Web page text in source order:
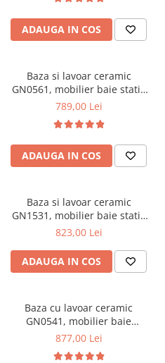
Cuiere
Mobilier gradinita
Scaune gradinita
Set mese si scaune gradinita
Mobilier copii
Mobila camera copii
Scaune birou pentru copii
Paturi copii
Masa si scaune gradinita
Seturi comode living si dormitor
ADAUGA IN COS
Baza si lavoar ceramic
GN0561, mobilier baie stativ
70 cm, front MDF, 2 usi,
alb/antracit
789,00 Lei
ADAUGA IN COS
Baza si lavoar ceramic
GN1531, mobilier baie stativ
55 cm, front MDF, 2 usi, 2
picioare cromate reglabile,
alb
823,00 Lei
ADAUGA IN COS
Baza cu lavoar ceramic
GN0541, mobilier baie
suspendat 60 cm, front MDF,
877,00 Lei